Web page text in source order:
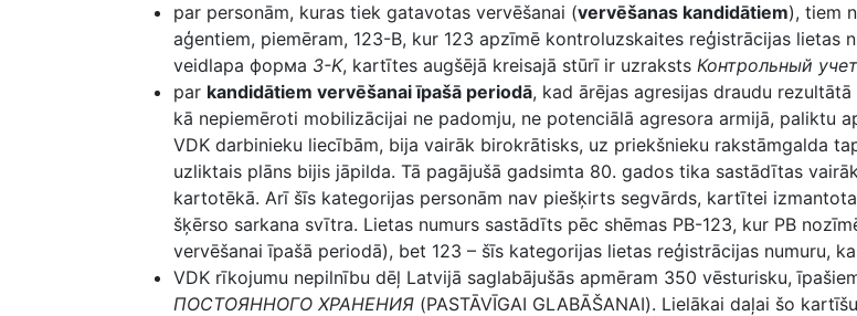
par personām, kuras tiek gatavotas vervēšanai (vervēšanas kandidātiem), tiem
aģentiem, piemēram, 123-B, kur 123 apzīmē kontroluzskaites reģistrācijas lietas
veidlapa форма 3-K, kartītes augšējā kreisajā stūrī ir uzraksts Контрольный учет
par kandidātiem vervēšanai īpašā periodā, kad ārējas agresijas draudu
kā nepiemēroti mobilizācijai ne padomju, ne potenciālā agresora armijā, paliktu
VDK darbinieku liecībām, bija vairāk birokrātisks, uz priekšnieku rakstāmgalda
uzliktais plāns bijis jāpilda. Tā pagājušā gadsimta 80. gados tika sastādītas
kartotēkā. Arī šīs kategorijas personām nav piešķirts segvārds, kartītei
šķērso sarkana svītra. Lietas numurs sastādīts pēc shēmas PB-123, kur PB
vervēšanai īpašā periodā), bet 123 – šīs kategorijas lietas reģistrācijas numuru,
VDK rīkojumu nepilnību dēļ Latvijā saglabājušās apmēram 350 vēsturisku,
ПОСТОЯННОГО ХРАНЕНИЯ (PASTĀVĪGAI GLABĀŠANAI). Lielākai daļai šo